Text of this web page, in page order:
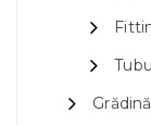
Grădină